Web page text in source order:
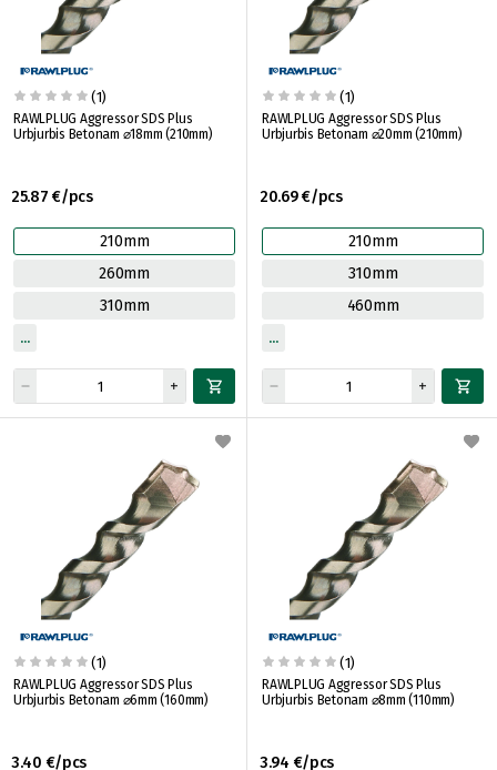
(1)
RAWLPLUG Aggressor SDS Plus
Urbjurbis Betonam ⌀18mm (210mm)
25.87 €/pcs
210mm
260mm
310mm
(1)
RAWLPLUG Aggressor SDS Plus
Urbjurbis Betonam ⌀20mm (210mm)
20.69 €/pcs
210mm
310mm
460mm
(1)
RAWLPLUG Aggressor SDS Plus
Urbjurbis Betonam ⌀6mm (160mm)
3.40 €/pcs
(1)
RAWLPLUG Aggressor SDS Plus
Urbjurbis Betonam ⌀8mm (110mm)
3.94 €/pcs